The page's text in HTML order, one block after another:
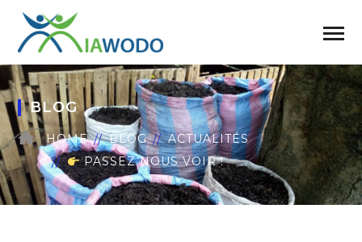
BLOG
HOME BLOG
ACTUALITÉS
PASSEZ NOUS VOIR !